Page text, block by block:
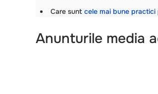
Care sunt cele mai bune practici
Anunturile media